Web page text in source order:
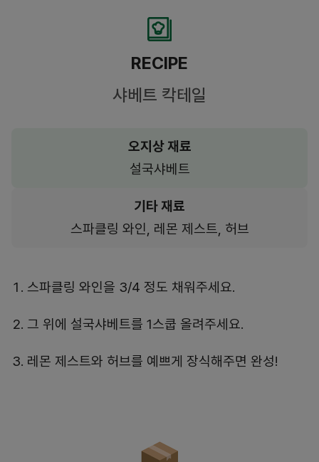
RECIPE
샤베트 칵테일
오지상 재료
설국샤베트
기타 재료
스파클링 와인, 레몬 제스트, 허브
스파클링 와인을 3/4 정도 채워주세요.
그 위에 설국샤베트를 1스쿱 올려주세요.
레몬 제스트와 허브를 예쁘게 장식해주면 완성!